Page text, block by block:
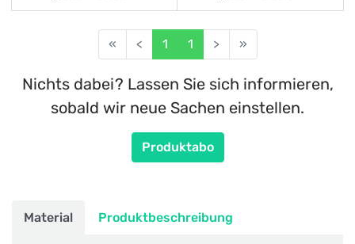
« < 1 1 > »
Nichts dabei? Lassen Sie sich informieren,
sobald wir neue Sachen einstellen.
Produktabo
Material Produktbeschreibung